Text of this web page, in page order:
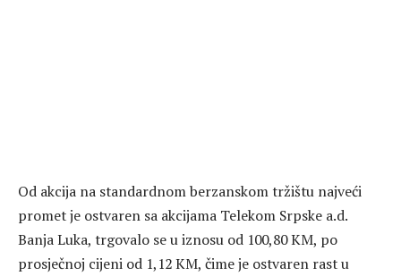
Od akcija na standardnom berzanskom tržištu najveći
promet je ostvaren sa akcijama Telekom Srpske a.d.
Banja Luka, trgovalo se u iznosu od 100,80 KM, po
prosječnoj cijeni od 1,12 KM, čime je ostvaren rast u